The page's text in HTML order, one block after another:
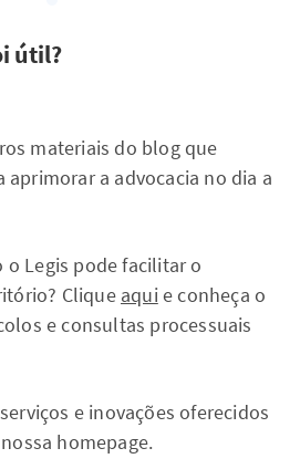
útil?
materiais do blog que
aprimorar a advocacia no dia a
Legis pode facilitar o
Clique aqui e conheça o
e consultas processuais
e inovações oferecidos
homepage.